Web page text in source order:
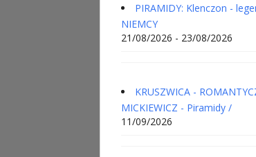
PIRAMIDY: Klenczon -
NIEMCY
21/08/2026 - 23/08/2026
KRUSZWICA -
MICKIEWICZ - Piramidy /
11/09/2026